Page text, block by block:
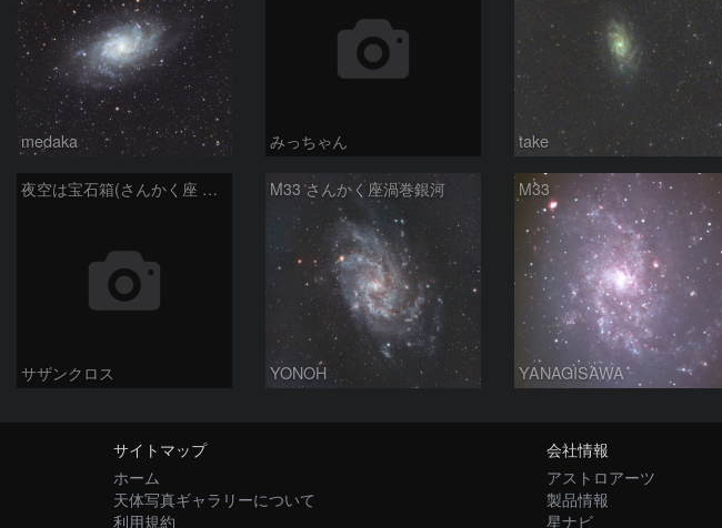
medaka みっちゃん take
夜空は宝石箱(さんかく座 M33) Seestar50
サザンクロス
M33 さんかく座渦巻銀河
YONOH
M33
YANAGISAWA
サイトマップ
ホーム
天体写真ギャラリーについて
利用規約
会社情報
アストロアーツ
製品情報
星ナビ